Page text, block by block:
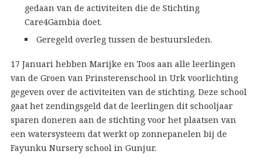
gedaan van de activiteiten die de Stichting
Care4Gambia doet.
Geregeld overleg tussen de bestuursleden.
17 Januari hebben Marijke en Toos aan alle leerlingen
van de Groen van Prinsterenschool in Urk voorlichting
gegeven over de activiteiten van de stichting. Deze school
gaat het zendingsgeld dat de leerlingen dit schooljaar
sparen doneren aan de stichting voor het plaatsen van
een watersysteem dat werkt op zonnepanelen bij de
Fayunku Nursery school in Gunjur.